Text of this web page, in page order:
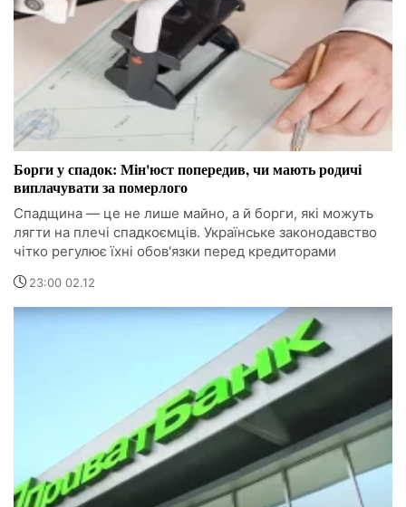
Борги у спадок: Мін'юст попередив, чи мають родичі
виплачувати за померлого
Спадщина — це не лише майно, а й борги, які можуть
лягти на плечі спадкоємців. Українське законодавство
чітко регулює їхні обов'язки перед кредиторами
23:00 02.12